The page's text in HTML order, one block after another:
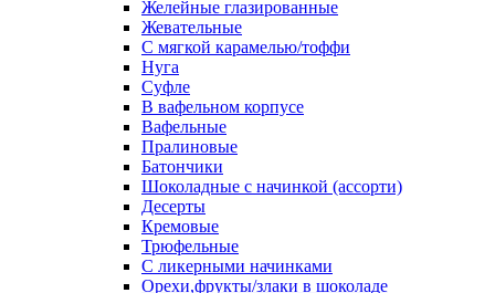
Желейные глазированные
Жевательные
С мягкой карамелью/тоффи
Нуга
Суфле
В вафельном корпусе
Вафельные
Пралиновые
Батончики
Шоколадные с начинкой (ассорти)
Десерты
Кремовые
Трюфельные
С ликерными начинками
Орехи,фрукты/злаки в шоколаде